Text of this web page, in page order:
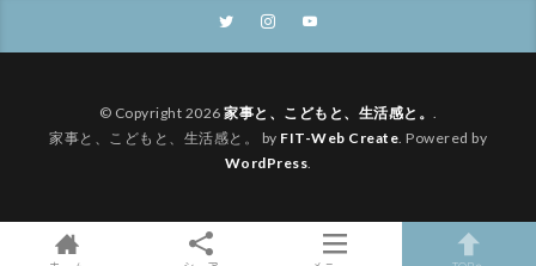
© Copyright 2026 家事と、こどもと、生活感と。 .
家事と、こどもと、生活感と。 by FIT-Web Create. Powered by
WordPress.